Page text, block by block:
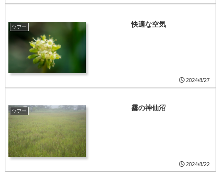
ツアー 快適な空気
2024/8/27
ツアー 霧の神仙沼
2024/8/22